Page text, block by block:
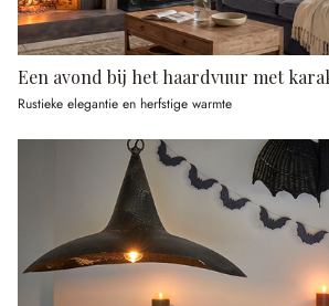
Een avond bij het haardvuur met
Rustieke elegantie en herfstige warmte